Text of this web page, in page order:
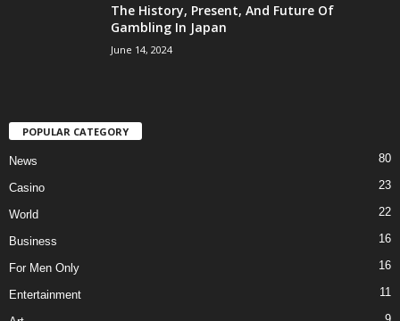
The History, Present, And Future Of
Gambling In Japan
June 14, 2024
POPULAR CATEGORY
News 80
Casino 23
World 22
Business 16
For Men Only 16
Entertainment 11